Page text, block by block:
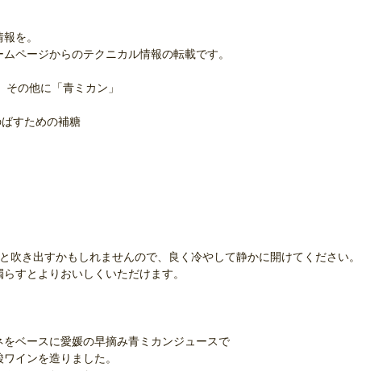
報を。
ムページからのテクニカル情報の転載です。
の他に「青ミカン」
ばすための補糖
吹き出すかもしれませんので、良く冷やして静かに開けてください。
すとよりおいしくいただけます。
をベースに愛媛の早摘み青ミカンジュースで
ワインを造りました。